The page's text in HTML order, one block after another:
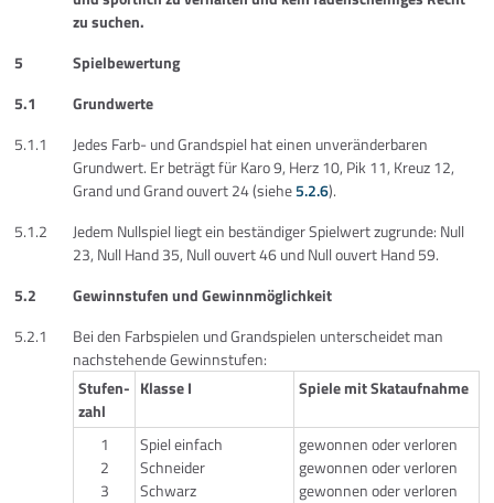
zu suchen.
5
Spielbewertung
5.1
Grundwerte
5.1.1
Jedes Farb- und Grandspiel hat einen unveränderbaren
Grundwert. Er beträgt für Karo 9, Herz 10, Pik 11, Kreuz 12,
Grand und Grand ouvert 24 (siehe5.2.6).
5.1.2
Jedem Nullspiel liegt ein beständiger Spielwert zugrunde: Null
23, Null Hand 35, Null ouvert 46 und Null ouvert Hand 59.
5.2
Gewinnstufen und Gewinnmöglichkeit
5.2.1
Bei den Farbspielen und Grandspielen unterscheidet man
nachstehende Gewinnstufen:
Stufen-
zahl
Klasse I Spiele mit Skataufnahme
1
2
3
Spiel einfach
Schneider
Schwarz
gewonnen oder verloren
gewonnen oder verloren
gewonnen oder verloren